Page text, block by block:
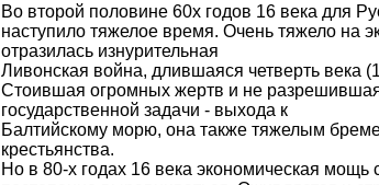
Во второй половине 60х годов 16 века для
наступило тяжелое время. Очень тяжело на
отразилась изнурительная
Ливонская война, длившаяся четверть века
Стоившая огромных жертв и не
государственной задачи - выхода к
Балтийскому морю, она также тяжелым
крестьянства.
Но в 80-х годах 16 века экономическая мощь